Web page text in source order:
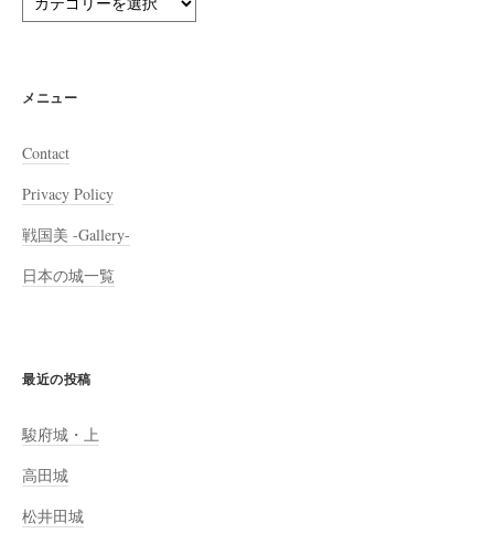
本
一
メニュー
Contact
Privacy Policy
戦国美 -Gallery-
日本の城一覧
最近の投稿
駿府城・上
高田城
松井田城